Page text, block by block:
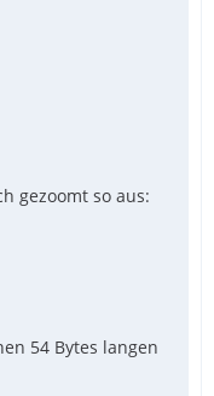
gezoomt so aus:
54 Bytes langen